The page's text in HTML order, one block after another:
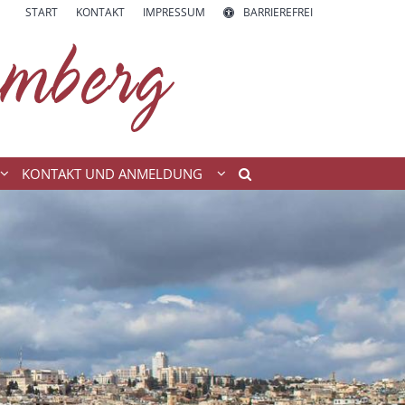
START KONTAKT IMPRESSUM BARRIEREFREI
KONTAKT UND ANMELDUNG